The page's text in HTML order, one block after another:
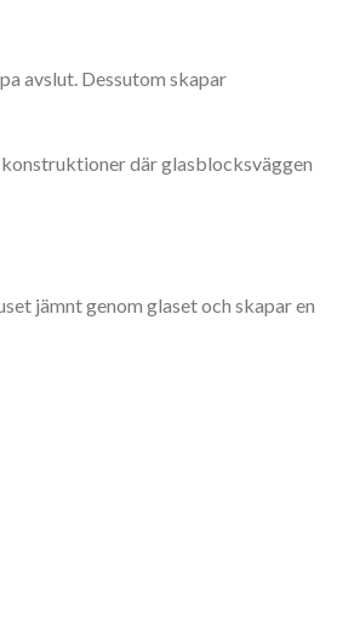
avslut. Dessutom skapar
där glasblocksväggen
jämnt genom glaset och skapar en